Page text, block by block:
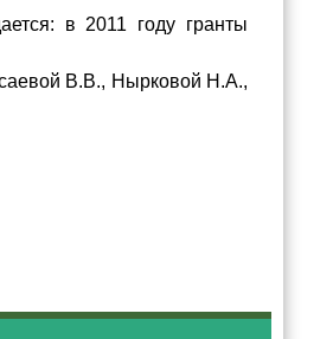
в 2011 году гранты
В.В., Нырковой Н.А.,